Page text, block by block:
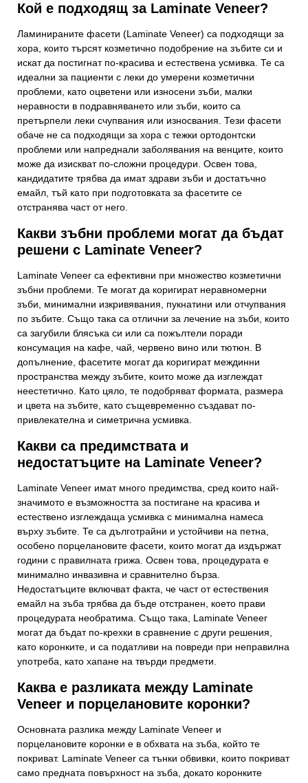
Кой е подходящ за Laminate Veneer?
Ламинираните фасети (Laminate Veneer) са подходящи за
хора, които търсят козметично подобрение на зъбите си и
искат да постигнат по-красива и естествена усмивка. Те са
идеални за пациенти с леки до умерени козметични
проблеми, като оцветени или износени зъби, малки
неравности в подравняването или зъби, които са
претърпели леки счупвания или износвания. Тези фасети
обаче не са подходящи за хора с тежки ортодонтски
проблеми или напреднали заболявания на венците, които
може да изискват по-сложни процедури. Освен това,
кандидатите трябва да имат здрави зъби и достатъчно
емайл, тъй като при подготовката за фасетите се
отстранява част от него.
Какви зъбни проблеми могат да бъдат
решени с Laminate Veneer?
Laminate Veneer са ефективни при множество козметични
зъбни проблеми. Те могат да коригират неравномерни
зъби, минимални изкривявания, пукнатини или отчупвания
по зъбите. Също така са отлични за лечение на зъби, които
са загубили блясъка си или са пожълтели поради
консумация на кафе, чай, червено вино или тютюн. В
допълнение, фасетите могат да коригират междинни
пространства между зъбите, които може да изглеждат
неестетично. Като цяло, те подобряват формата, размера
и цвета на зъбите, като същевременно създават по-
привлекателна и симетрична усмивка.
Какви са предимствата и
недостатъците на Laminate Veneer?
Laminate Veneer имат много предимства, сред които най-
значимото е възможността за постигане на красива и
естествено изглеждаща усмивка с минимална намеса
върху зъбите. Те са дълготрайни и устойчиви на петна,
особено порцелановите фасети, които могат да издържат
години с правилната грижа. Освен това, процедурата е
минимално инвазивна и сравнително бърза.
Недостатъците включват факта, че част от естествения
емайл на зъба трябва да бъде отстранен, което прави
процедурата необратима. Също така, Laminate Veneer
могат да бъдат по-крехки в сравнение с други решения,
като коронките, и са податливи на повреди при неправилна
употреба, като хапане на твърди предмети.
Каква е разликата между Laminate
Veneer и порцелановите коронки?
Основната разлика между Laminate Veneer и
порцелановите коронки е в обхвата на зъба, който те
покриват. Laminate Veneer са тънки обвивки, които покриват
само предната повърхност на зъба, докато коронките